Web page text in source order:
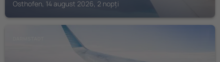
Osthofen, 14 august 2026, 2 nopți